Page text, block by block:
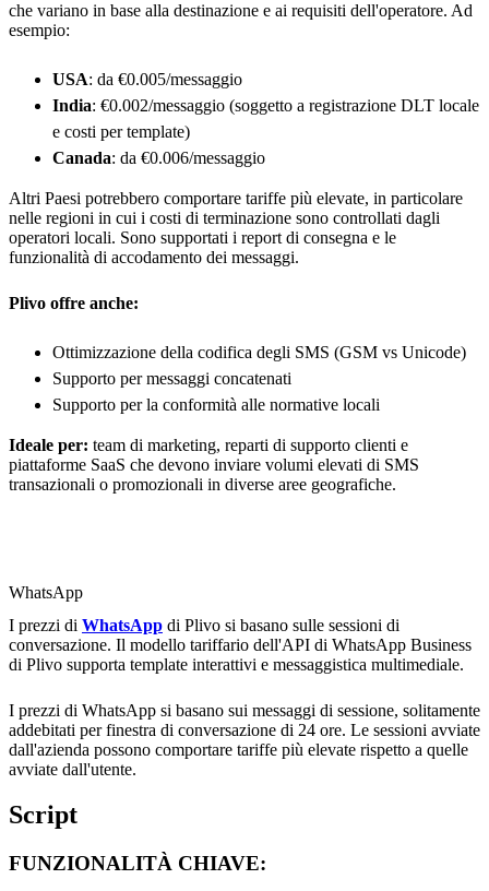
che variano in base alla destinazione e ai requisiti dell'operatore. Ad
esempio:
USA: da €0.005/messaggio
India: €0.002/messaggio (soggetto a registrazione DLT locale
e costi per template)
Canada: da €0.006/messaggio
Altri Paesi potrebbero comportare tariffe più elevate, in particolare
nelle regioni in cui i costi di terminazione sono controllati dagli
operatori locali. Sono supportati i report di consegna e le
funzionalità di accodamento dei messaggi.
Plivo offre anche:
Ottimizzazione della codifica degli SMS (GSM vs Unicode)
Supporto per messaggi concatenati
Supporto per la conformità alle normative locali
Ideale per: team di marketing, reparti di supporto clienti e
piattaforme SaaS che devono inviare volumi elevati di SMS
transazionali o promozionali in diverse aree geografiche.
WhatsApp
I prezzi di WhatsApp di Plivo si basano sulle sessioni di
conversazione. Il modello tariffario dell'API di WhatsApp Business
di Plivo supporta template interattivi e messaggistica multimediale.
I prezzi di WhatsApp si basano sui messaggi di sessione, solitamente
addebitati per finestra di conversazione di 24 ore. Le sessioni avviate
dall'azienda possono comportare tariffe più elevate rispetto a quelle
avviate dall'utente.
Script
FUNZIONALITÀ CHIAVE: